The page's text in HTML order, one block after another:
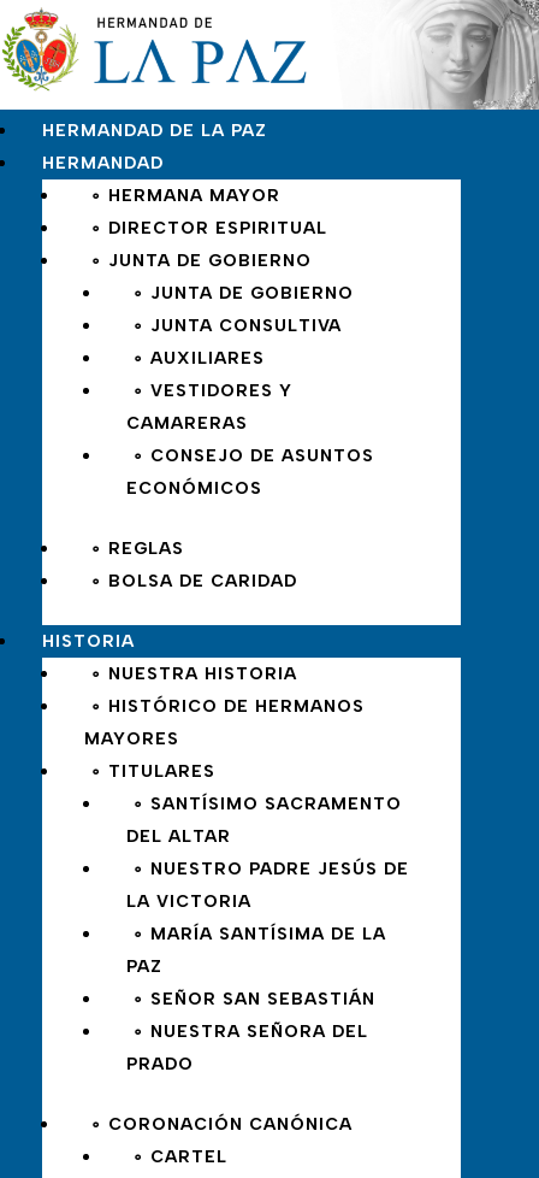
HERMANDAD DE LA PAZ
HERMANDAD
∘ HERMANA MAYOR
∘ DIRECTOR ESPIRITUAL
∘ JUNTA DE GOBIERNO
∘ JUNTA DE GOBIERNO
∘ JUNTA CONSULTIVA
∘ AUXILIARES
∘ VESTIDORES Y
CAMARERAS
∘ CONSEJO DE ASUNTOS
ECONÓMICOS
∘ REGLAS
∘ BOLSA DE CARIDAD
HISTORIA
∘ NUESTRA HISTORIA
∘ HISTÓRICO DE HERMANOS
MAYORES
∘ TITULARES
∘ SANTÍSIMO SACRAMENTO
DEL ALTAR
∘ NUESTRO PADRE JESÚS DE
LA VICTORIA
∘ MARÍA SANTÍSIMA DE LA
PAZ
∘ SEÑOR SAN SEBASTIÁN
∘ NUESTRA SEÑORA DEL
PRADO
∘ CORONACIÓN CANÓNICA
∘ CARTEL